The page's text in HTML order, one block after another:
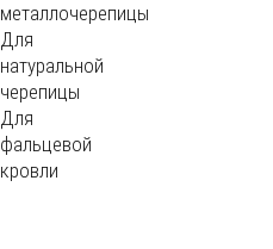
металлочерепицы
Для
натуральной
черепицы
Для
фальцевой
кровли